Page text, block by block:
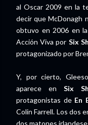
al Oscar 2009 en la
decir que McDonagh
obtuvo en 2006 en
Acción Viva por Six
protagonizado por
Y, por cierto,
aparece enSix
protagonistas de En
Colin Farrell. Los dos
dos matones